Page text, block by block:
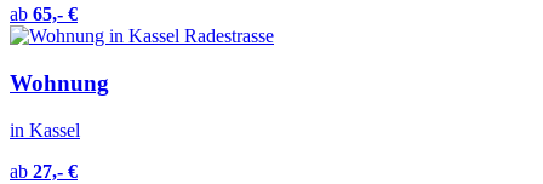
ab 65,- €
Wohnung
in Kassel
ab 27,- €